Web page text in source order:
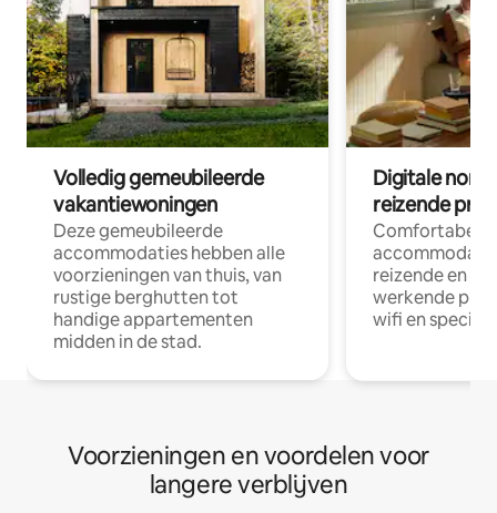
Volledig gemeubileerde
vakantiewoningen
Deze gemeubileerde
accommodaties hebben alle
voorzieningen van thuis, van
rustige berghutten tot
handige appartementen
midden in de stad.
Digitale
reizende
Comfortabele
reizende en
werkende
wifi en
Voorzieningen en voordelen voor
langere verblijven